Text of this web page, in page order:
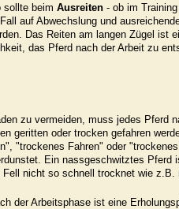
sollte beim Ausreiten - ob im
auf Abwechslung und
Das Reiten am langen Zügel ist
das Pferd nach der Arbeit zu
zu vermeiden, muss jedes Pferd
geritten oder trocken gefahren
"trockenes Fahren" oder "trockenes
Ein nassgeschwitztes Pferd
Fell nicht so schnell trocknet wie z.B.
der Arbeitsphase ist eine